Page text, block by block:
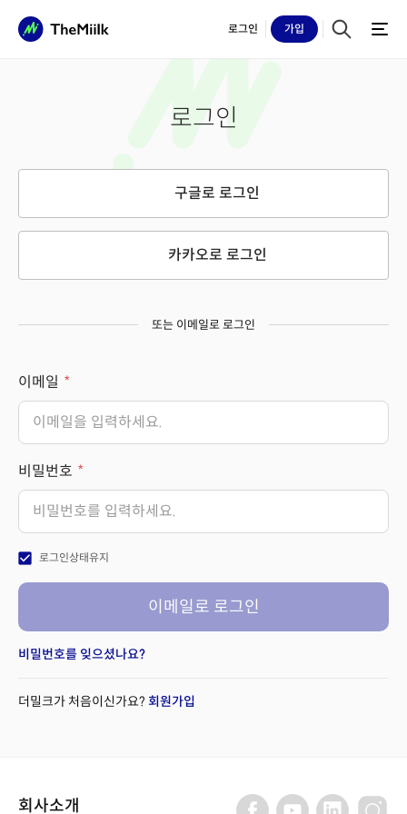
로그인 가입
로그인
구글로 로그인
카카오로 로그인
또는 이메일로 로그인
이메일
비밀번호
check_box 로그인상태유지
이메일로 로그인
비밀번호를 잊으셨나요?
더밀크가 처음이신가요? 회원가입
회사소개